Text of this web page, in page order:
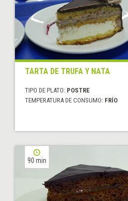
TARTA DE TRUFA Y NATA
TIPO DE PLATO: POSTRE
TEMPERATURA DE CONSUMO: FRÍO
90 min